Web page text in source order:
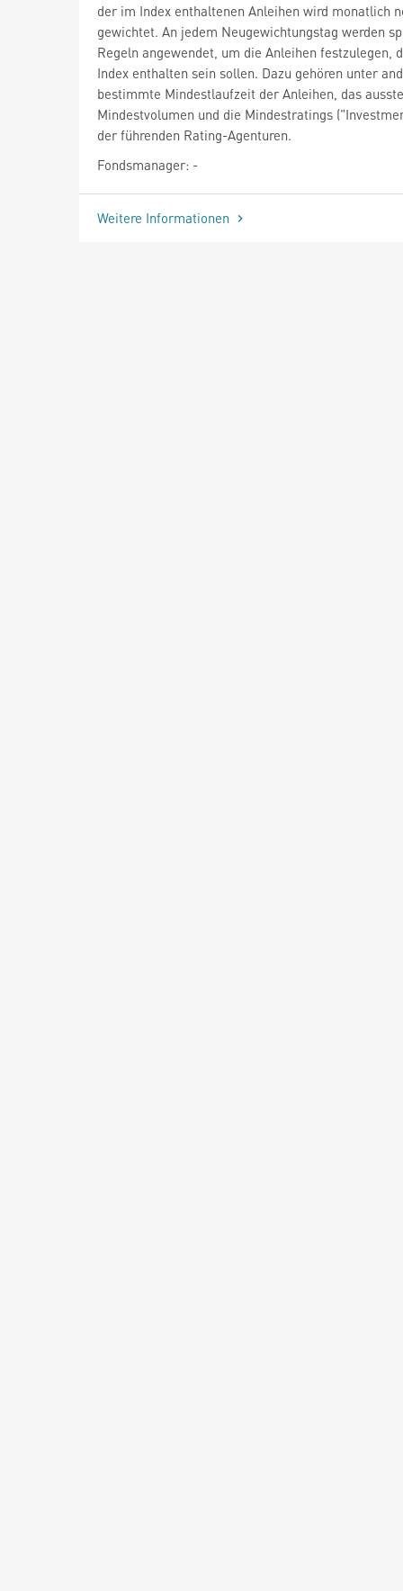
der im Index enthaltenen Anleihen wird monatlich
gewichtet. An jedem Neugewichtungstag werden
Regeln angewendet, um die Anleihen festzulegen,
Index enthalten sein sollen. Dazu gehören unter
bestimmte Mindestlaufzeit der Anleihen, das
Mindestvolumen und die Mindestratings
der führenden Rating-Agenturen.
Fondsmanager: -
Weitere Informationen